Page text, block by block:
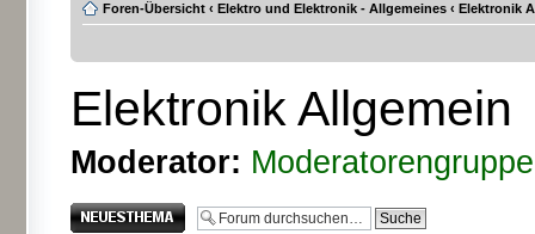
Foren-Übersicht ‹ Elektro und Elektronik - Allgemeines ‹ Elektronik
Elektronik Allgemein
Moderator: Moderatorengruppe
Neues Thema
erstellen